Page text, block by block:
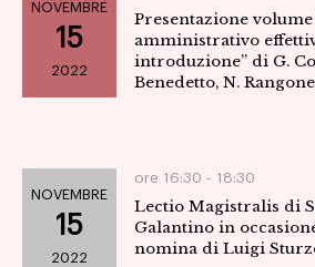
NOVEMBRE
15
2022
Presentazione
amministrativo
introduzione” di G.
Benedetto, N. Rangone
NOVEMBRE
15
2022
ore 16:30 - 18:30
Lectio Magistralis di
Galantino in
nomina di Luigi